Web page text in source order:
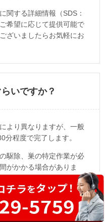
関する詳細情報（SDS：
希望に応じて提供可能で
ざいましたらお気軽にお
いですか？
より異なりますが、一般
分程度で完了します。
駆除、巣の特定作業が必
がかかる場合がありま
、作業時間の目安をご案